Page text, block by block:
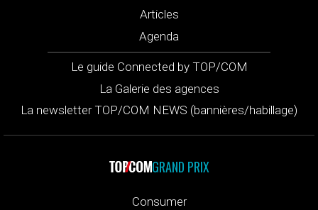
Articles
Agenda
Le guide Connected by TOP/COM
La Galerie des agences
La newsletter TOP/COM NEWS (bannières/habillage)
GRAND PRIX
Consumer